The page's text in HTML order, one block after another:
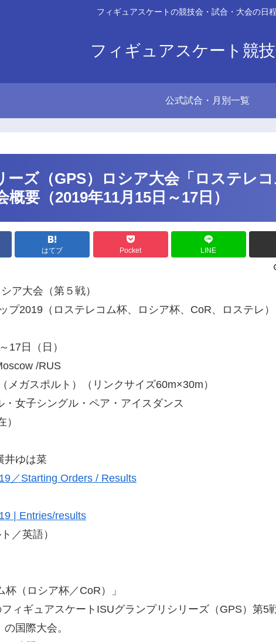
フィギュアスケートの競技会・試合・大会の日
フィギュアスケート競
公式試合・月別一覧
ーズ（GPS）ロシア大会「ロステレ
要（2019年11月15日～17日）
はてブ Pocket LINE
大会（第５戦）
プ2019（ロステレコム杯、ロシア杯、CoR、ロステレ）
17日（日）
/RUS
メガスポルト）（リンクサイズ60m×30m）
女子シングル・ペア・アイスダンス
井ゆは菜
／Starting Orders / Results
| Entries/results
／英語）
（ロシア杯／CoR）」
ィギュアスケートISUグランプリシリーズ（GPS）第5戦
国際大会。